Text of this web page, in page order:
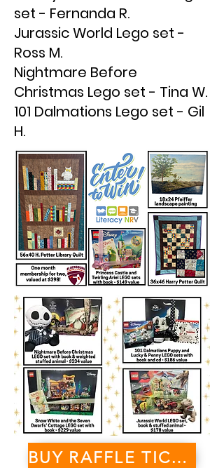
set - Fernanda R.
Jurassic World Lego set -
Ross M.
Nightmare Before
Christmas Lego set - Tina W.
101 Dalmations Lego set - Gil
H.
BUY RAFFLE TICKETS